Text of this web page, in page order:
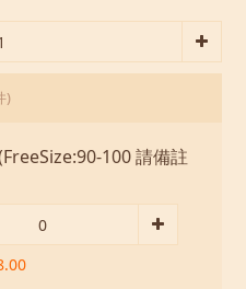
)
100 請備註